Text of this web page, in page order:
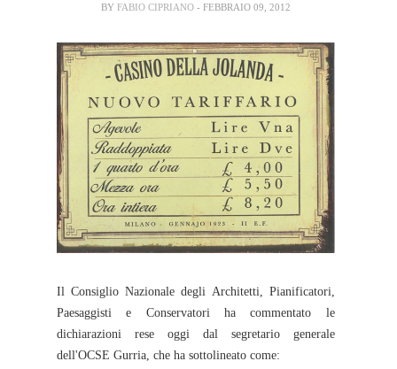
BY FABIO CIPRIANO - FEBBRAIO 09, 2012
Il Consiglio Nazionale degli Architetti, Pianificatori,
Paesaggisti e Conservatori ha commentato le
dichiarazioni rese oggi dal segretario generale
dell'OCSE Gurria, che ha sottolineato come: